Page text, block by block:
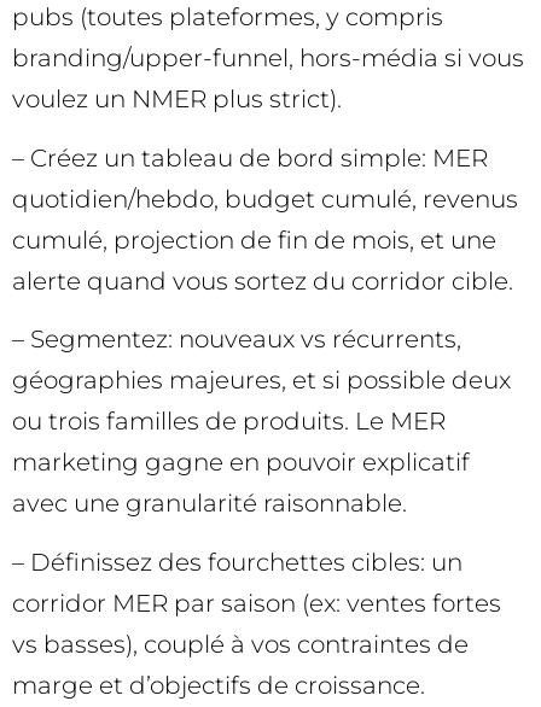
pubs (toutes plateformes, y compris
branding/upper-funnel, hors-média si vous
voulez un NMER plus strict).
– Créez un tableau de bord simple: MER
quotidien/hebdo, budget cumulé, revenus
cumulé, projection de fin de mois, et une
alerte quand vous sortez du corridor cible.
– Segmentez: nouveaux vs récurrents,
géographies majeures, et si possible deux
ou trois familles de produits. Le MER
marketing gagne en pouvoir explicatif
avec une granularité raisonnable.
– Définissez des fourchettes cibles: un
corridor MER par saison (ex: ventes fortes
vs basses), couplé à vos contraintes de
marge et d’objectifs de croissance.